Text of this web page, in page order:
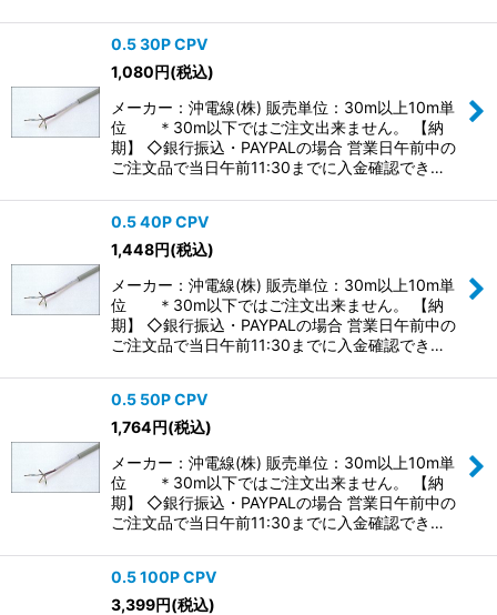
0.5 30P CPV
1,080円(税込)
メーカー：沖電線(株) 販売単位：30m以上10m単
位 ＊30m以下ではご注文出来ません。 【納
期】 ◇銀行振込・PAYPALの場合 営業日午前中の
ご注文品で当日午前11:30までに入金確認でき…
0.5 40P CPV
1,448円(税込)
メーカー：沖電線(株) 販売単位：30m以上10m単
位 ＊30m以下ではご注文出来ません。 【納
期】 ◇銀行振込・PAYPALの場合 営業日午前中の
ご注文品で当日午前11:30までに入金確認でき…
0.5 50P CPV
1,764円(税込)
メーカー：沖電線(株) 販売単位：30m以上10m単
位 ＊30m以下ではご注文出来ません。 【納
期】 ◇銀行振込・PAYPALの場合 営業日午前中の
ご注文品で当日午前11:30までに入金確認でき…
0.5 100P CPV
3,399円(税込)